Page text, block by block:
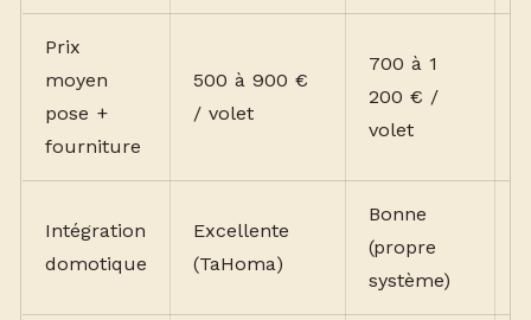
Prix
moyen
pose +
fourniture
500 à 900 €
/ volet
700 à 1
200 € /
volet
Intégration
domotique
Excellente
(TaHoma)
Bonne
(propre
système)